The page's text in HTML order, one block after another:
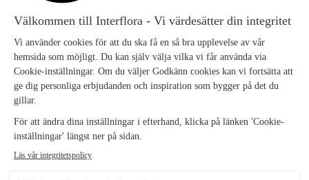
AUGUSTIBUKETTEN